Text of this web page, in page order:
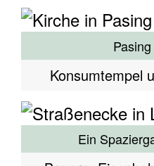
Konsumtempel
Ein